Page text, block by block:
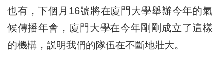
也有，下個月16號將在廈門大學舉辦今年的氣
候傳播年會，廈門大學在今年剛剛成立了這樣
的機構，説明我們的隊伍在不斷地壯大。